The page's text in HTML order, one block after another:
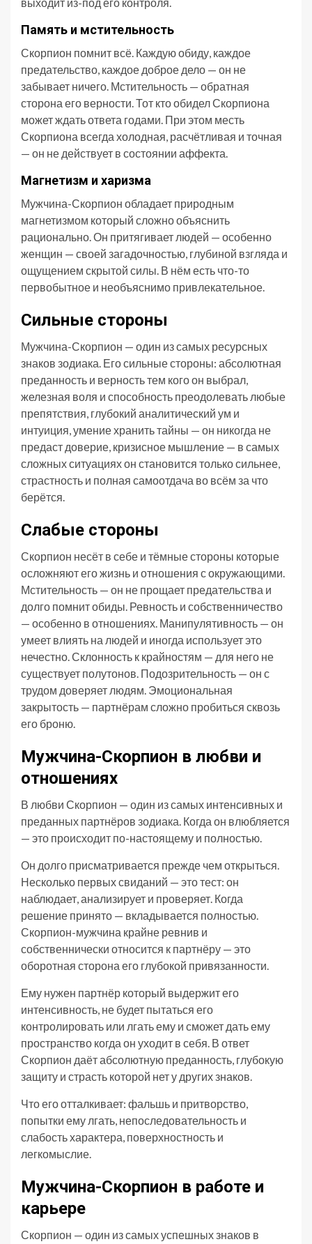
Память и мстительность
Скорпион помнит всё. Каждую обиду, каждое
предательство, каждое доброе дело — он не
забывает ничего. Мстительность — обратная
сторона его верности. Тот кто обидел Скорпиона
может ждать ответа годами. При этом месть
Скорпиона всегда холодная, расчётливая и точная
— он не действует в состоянии аффекта.
Магнетизм и харизма
Мужчина-Скорпион обладает природным
магнетизмом который сложно объяснить
рационально. Он притягивает людей — особенно
женщин — своей загадочностью, глубиной взгляда и
ощущением скрытой силы. В нём есть что-то
первобытное и необъяснимо привлекательное.
Сильные стороны
Мужчина-Скорпион — один из самых ресурсных
знаков зодиака. Его сильные стороны: абсолютная
преданность и верность тем кого он выбрал,
железная воля и способность преодолевать любые
препятствия, глубокий аналитический ум и
интуиция, умение хранить тайны — он никогда не
предаст доверие, кризисное мышление — в самых
сложных ситуациях он становится только сильнее,
страстность и полная самоотдача во всём за что
берётся.
Слабые стороны
Скорпион несёт в себе и тёмные стороны которые
осложняют его жизнь и отношения с окружающими.
Мстительность — он не прощает предательства и
долго помнит обиды. Ревность и собственничество
— особенно в отношениях. Манипулятивность — он
умеет влиять на людей и иногда использует это
нечестно. Склонность к крайностям — для него не
существует полутонов. Подозрительность — он с
трудом доверяет людям. Эмоциональная
закрытость — партнёрам сложно пробиться сквозь
его броню.
Мужчина-Скорпион в любви и
отношениях
В любви Скорпион — один из самых интенсивных и
преданных партнёров зодиака. Когда он влюбляется
— это происходит по-настоящему и полностью.
Он долго присматривается прежде чем открыться.
Несколько первых свиданий — это тест: он
наблюдает, анализирует и проверяет. Когда
решение принято — вкладывается полностью.
Скорпион-мужчина крайне ревнив и
собственнически относится к партнёру — это
оборотная сторона его глубокой привязанности.
Ему нужен партнёр который выдержит его
интенсивность, не будет пытаться его
контролировать или лгать ему и сможет дать ему
пространство когда он уходит в себя. В ответ
Скорпион даёт абсолютную преданность, глубокую
защиту и страсть которой нет у других знаков.
Что его отталкивает: фальшь и притворство,
попытки ему лгать, непоследовательность и
слабость характера, поверхностность и
легкомыслие.
Мужчина-Скорпион в работе и
карьере
Скорпион — один из самых успешных знаков в